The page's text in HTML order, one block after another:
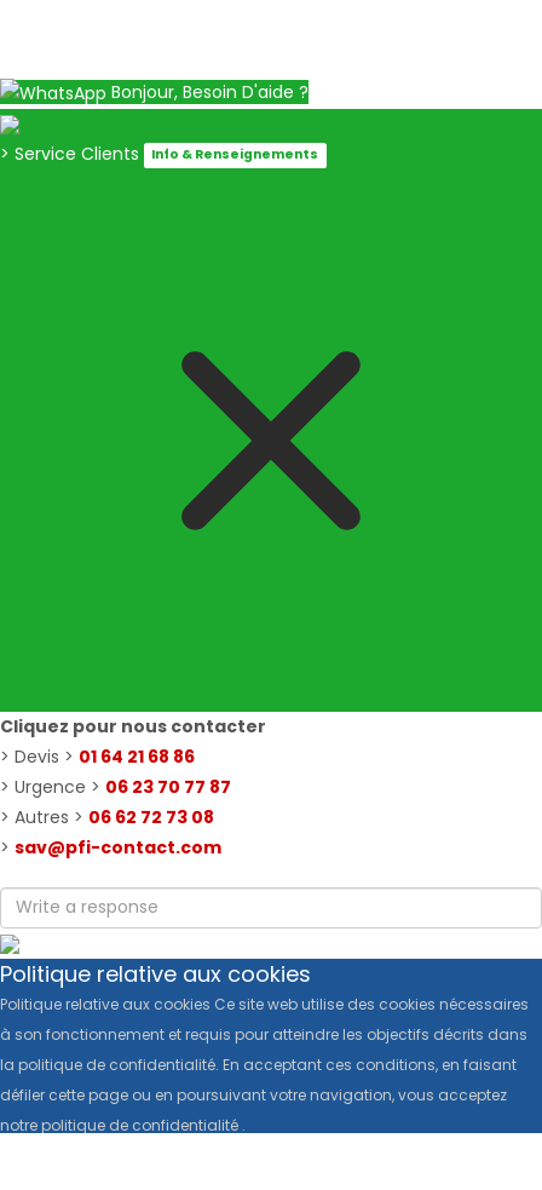
Bonjour, Besoin D'aide ?
> Service Clients Info & Renseignements
Cliquez pour nous contacter
> Devis > 01 64 21 68 86
> Urgence > 06 23 70 77 87
> Autres > 06 62 72 73 08
> sav@pfi-contact.com
Politique relative aux cookies
Politique relative aux cookies Ce site web utilise des cookies nécessaires
à son fonctionnement et requis pour atteindre les objectifs décrits dans
la politique de confidentialité. En acceptant ces conditions, en faisant
défiler cette page ou en poursuivant votre navigation, vous acceptez
notre politique de confidentialité .